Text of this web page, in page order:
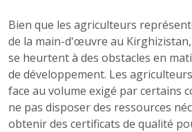
Bien que les agriculteurs
de la main-d'œuvre au
se heurtent à des obstacles en
de développement. Les
face au volume exigé par certains
ne pas disposer des ressources
obtenir des certificats de qualité